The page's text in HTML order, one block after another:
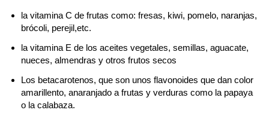
la vitamina C de frutas como: fresas, kiwi, pomelo, naranjas,
brócoli, perejil,etc.
la vitamina E de los aceites vegetales, semillas, aguacate,
nueces, almendras y otros frutos secos
Los betacarotenos, que son unos flavonoides que dan color
amarillento, anaranjado a frutas y verduras como la papaya
o la calabaza.